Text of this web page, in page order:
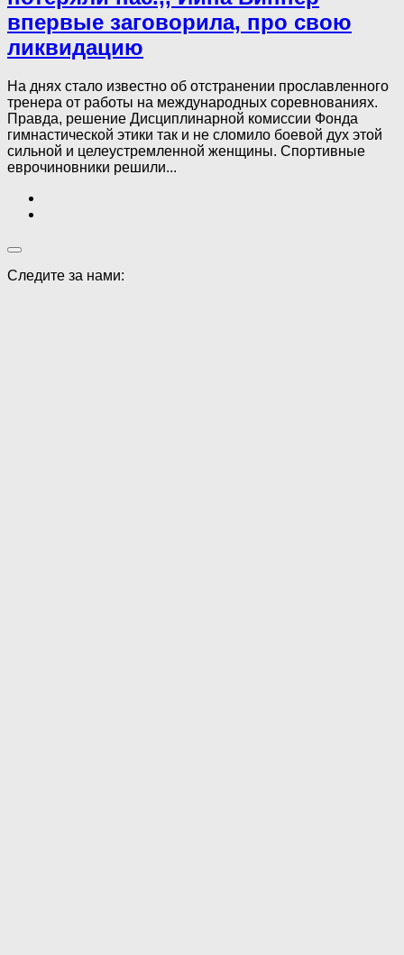
впервые заговорила, про свою
ликвидацию
На днях стало известно об отстранении прославленного
тренера от работы на международных соревнованиях.
Правда, решение Дисциплинарной комиссии Фонда
гимнастической этики так и не сломило боевой дух этой
сильной и целеустремленной женщины. Спортивные
еврочиновники решили...
Следите за нами: